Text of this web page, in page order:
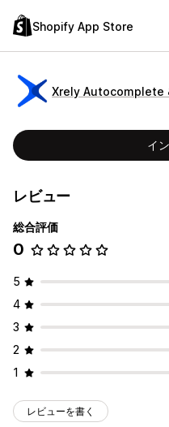
Shopify App Store
Xrely Autocomplete
イ
レビュー
総合評価
0
5
4
3
2
1
レビューを書く